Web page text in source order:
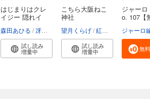
はじまりはクレ
イジー 隠れイ
森田あひる 冴島ユカ子
試し読み
増量中
こちら大阪ねこ
神社
望月くらげ 紅木春
試し読み
増量中
ジャー
o. 107【
ジャーロ
無